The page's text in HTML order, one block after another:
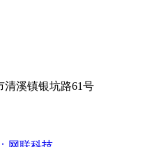
清溪镇银坑路61号